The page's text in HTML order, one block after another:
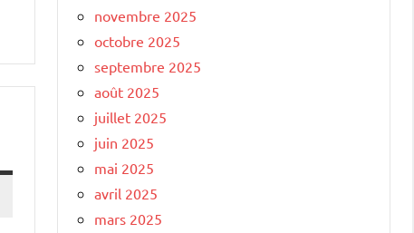
novembre 2025
octobre 2025
septembre 2025
août 2025
juillet 2025
juin 2025
mai 2025
avril 2025
mars 2025